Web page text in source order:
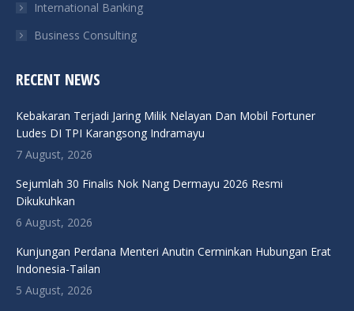
International Banking
Business Consulting
RECENT NEWS
Kebakaran Terjadi Jaring Milik Nelayan Dan Mobil Fortuner
Ludes DI TPI Karangsong Indramayu
7 August, 2026
Sejumlah 30 Finalis Nok Nang Dermayu 2026 Resmi
Dikukuhkan
6 August, 2026
Kunjungan Perdana Menteri Anutin Cerminkan Hubungan Erat
Indonesia-Tailan
5 August, 2026